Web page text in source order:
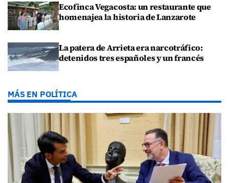
Ecofinca Vegacosta: un restaurante que
homenajea la historia de Lanzarote
La patera de Arrieta era narcotráfico:
detenidos tres españoles y un francés
MÁS EN POLÍTICA